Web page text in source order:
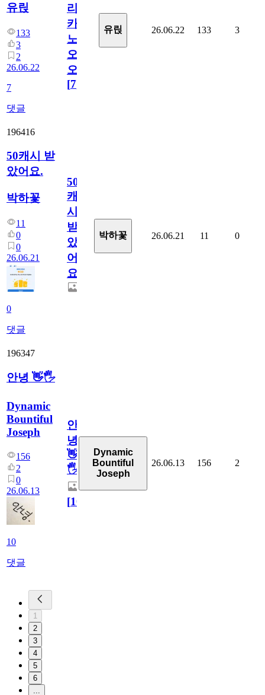
유릱
133
3
2
26.06.22
7
댓글
리
카
노
오
오!
[7]
유릱 26.06.22 133 3
196416
50캐시 받
았어요.
박하꽃
11
0
0
26.06.21
0
댓글
50
캐
시
받
았
어
요.
박하꽃 26.06.21 11 0
196347
안녕 👋🖐
Dynamic
Bountiful
Joseph
156
2
0
26.06.13
10
댓글
안
녕
👋
🖐
[10
Dynamic
Bountiful
Joseph
26.06.13 156 2
1
2
3
4
5
6